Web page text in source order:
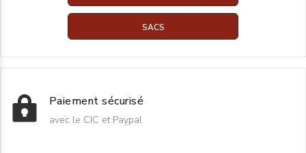
SACS
Paiement sécurisé
avec le CIC et Paypal